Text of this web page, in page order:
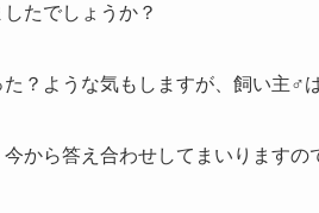
たでしょうか？
？ような気もしますが、飼い主♂
から答え合わせしてまいりますの